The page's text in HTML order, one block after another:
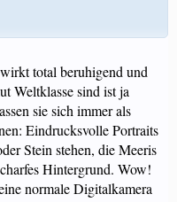
total beruhigend und
Weltklasse sind ist ja
sie sich immer als
Eindrucksvolle Portraits
Stein stehen, die Meeris
Hintergrund. Wow!
normale Digitalkamera